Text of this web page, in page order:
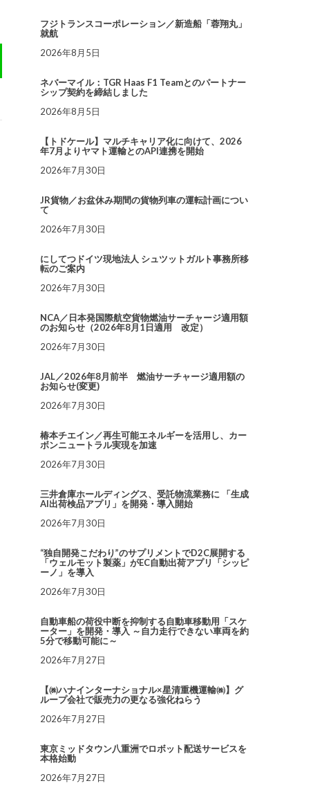
フジトランスコーポレーション／新造船「蓉翔丸」
就航
2026年8月5日
ネバーマイル：TGR Haas F1 Teamとのパートナー
シップ契約を締結しました
2026年8月5日
【トドケール】マルチキャリア化に向けて、2026
年7月よりヤマト運輸とのAPI連携を開始
2026年7月30日
JR貨物／お盆休み期間の貨物列車の運転計画につい
て
2026年7月30日
にしてつドイツ現地法人 シュツットガルト事務所移
転のご案内
2026年7月30日
NCA／日本発国際航空貨物燃油サーチャージ適用額
のお知らせ（2026年8月1日適用 改定）
2026年7月30日
JAL／2026年8月前半 燃油サーチャージ適用額の
お知らせ(変更)
2026年7月30日
椿本チエイン／再生可能エネルギーを活用し、カー
ボンニュートラル実現を加速
2026年7月30日
三井倉庫ホールディングス、受託物流業務に 「生成
AI出荷検品アプリ」を開発・導入開始
2026年7月30日
“独自開発こだわり”のサプリメントでD2C展開する
「ウェルモット製薬」がEC自動出荷アプリ「シッピ
ーノ」を導入
2026年7月30日
自動車船の荷役中断を抑制する自動車移動用「スケ
ーター」を開発・導入 ～自力走行できない車両を約
5分で移動可能に～
2026年7月27日
【㈱ハナインターナショナル×星清重機運輸㈱】グ
ループ会社で販売力の更なる強化ねらう
2026年7月27日
東京ミッドタウン八重洲でロボット配送サービスを
本格始動
2026年7月27日